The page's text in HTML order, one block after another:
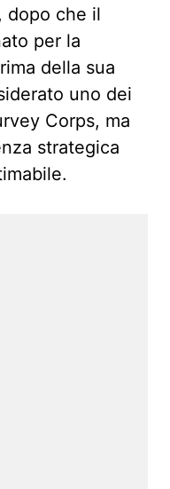
dopo che il
per la
della sua
uno dei
Corps, ma
strategica